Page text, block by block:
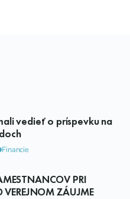
vedieť o príspevku na
Financie
PRI
VEREJNOM ZÁUJME